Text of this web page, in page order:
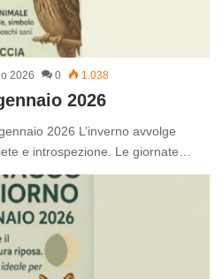
2026 0 1.038
2026
2026 L’inverno avvolge
e introspezione. Le giornate…